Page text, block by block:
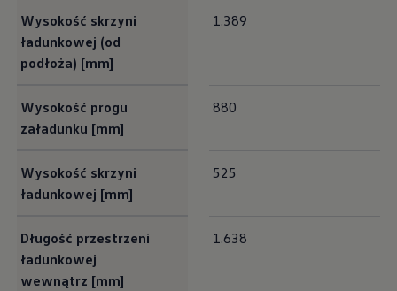
Wysokość skrzyni
ładunkowej (od
podłoża) [mm]
1.389
Wysokość progu
załadunku [mm]
880
Wysokość skrzyni
ładunkowej [mm]
525
Długość przestrzeni
ładunkowej
wewnątrz [mm]
1.638